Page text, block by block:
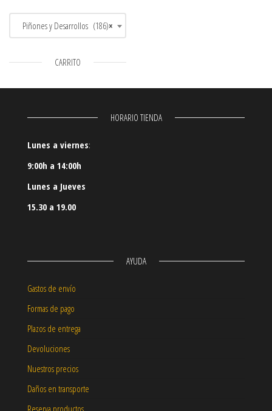
×
Piñones y Desarrollos (186)
CARRITO
HORARIO TIENDA
Lunes a viernes:
9:00h a 14:00h
Lunes a Jueves
15.30 a 19.00
AYUDA
Gastos de envío
Formas de pago
Plazos de entrega
Devoluciones
Nuestros precios
Daños en transporte
Reserva productos